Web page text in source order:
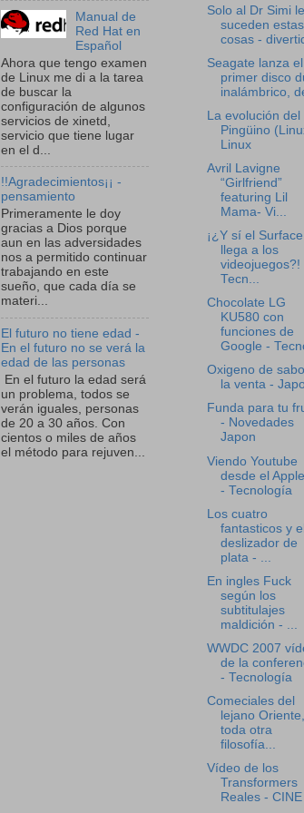
Manual de
Red Hat en
Español
Ahora que tengo examen
de Linux me di a la tarea
de buscar la
configuración de algunos
servicios de xinetd,
servicio que tiene lugar
en el d...
!!Agradecimientos¡¡ -
pensamiento
Primeramente le doy
gracias a Dios porque
aun en las adversidades
nos a permitido continuar
trabajando en este
sueño, que cada día se
materi...
El futuro no tiene edad -
En el futuro no se verá la
edad de las personas
En el futuro la edad será
un problema, todos se
verán iguales, personas
de 20 a 30 años. Con
cientos o miles de años
el método para rejuven...
Solo al Dr Simi le
suceden estas
cosas -
Seagate lanza el
primer disco
inalámbrico,
La evolución del
Pingüino
Linux
Avril Lavigne
“Girlfriend”
featuring Lil
Mama- Vi...
¡¿Y sí el Surface
llega a los
videojuegos?!
Tecn...
Chocolate LG
KU580 con
funciones de
Google -
Oxigeno de
la venta -
Funda para tu
- Novedades
Japon
Viendo Youtube
desde el
- Tecnología
Los cuatro
fantasticos y
deslizador de
plata - ...
En ingles Fuck
según los
subtitulajes
maldición - ...
WWDC 2007
de la
- Tecnología
Comeciales del
lejano Oriente,
toda otra
filosofía...
Vídeo de los
Transformers
Reales - CINE